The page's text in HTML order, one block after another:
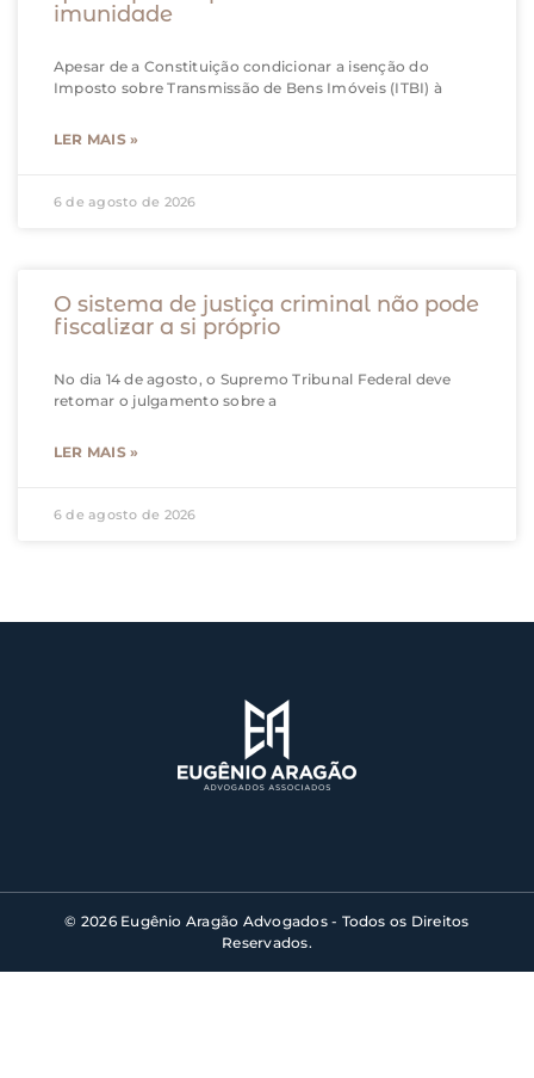
imunidade
Apesar de a Constituição condicionar a isenção do
Imposto sobre Transmissão de Bens Imóveis (ITBI) à
LER MAIS »
6 de agosto de 2026
O sistema de justiça criminal não pode
fiscalizar a si próprio
No dia 14 de agosto, o Supremo Tribunal Federal deve
retomar o julgamento sobre a
LER MAIS »
6 de agosto de 2026
© 2026 Eugênio Aragão Advogados - Todos os Direitos
Reservados.